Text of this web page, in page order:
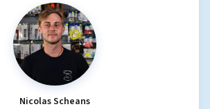
Nicolas Scheans